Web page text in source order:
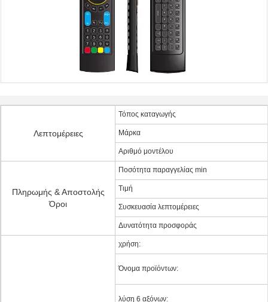
Λεπτομέρειες
Τόπος καταγωγής
Μάρκα
Αριθμό μοντέλου
Πληρωμής & Αποστολής
Όροι
Ποσότητα παραγγελίας min
Τιμή
Συσκευασία λεπτομέρειες
Δυνατότητα προσφοράς
χρήση:
Όνομα προϊόντων:
λύση 6 αξόνων: